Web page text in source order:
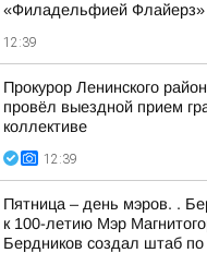
«Филадельфией Флайерз»
12:39
Прокурор Ленинского
провёл выездной прием
коллективе
12:39
Пятница – день мэров. .
к 100-летию Мэр
Бердников создал штаб по